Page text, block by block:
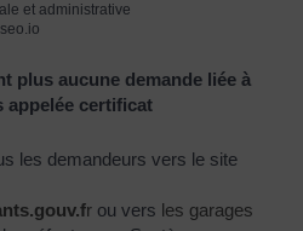
et administrative
plus aucune demande liée à
appelée certificat
les demandeurs vers le site
r ou vers les garages